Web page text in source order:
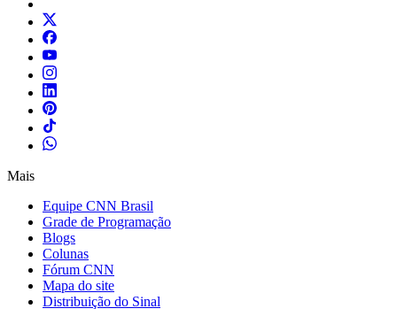
Mais
Equipe CNN Brasil
Grade de Programação
Blogs
Colunas
Fórum CNN
Mapa do site
Distribuição do Sinal